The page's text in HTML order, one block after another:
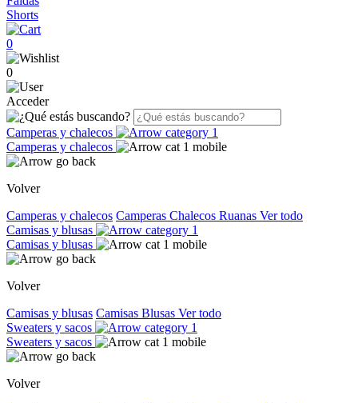
Shorts
0
0
Acceder
Camperas y chalecos
Camperas y chalecos
Volver
Camperas y chalecos Camperas Chalecos Ruanas Ver todo
Camisas y blusas
Camisas y blusas
Volver
Camisas y blusas Camisas Blusas Ver todo
Sweaters y sacos
Sweaters y sacos
Volver